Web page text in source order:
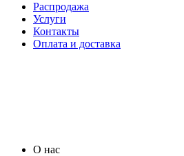
Распродажа
Услуги
Контакты
Оплата и доставка
О нас